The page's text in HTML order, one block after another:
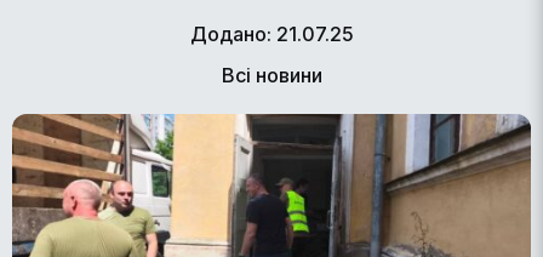
Додано: 21.07.25
Всі новини